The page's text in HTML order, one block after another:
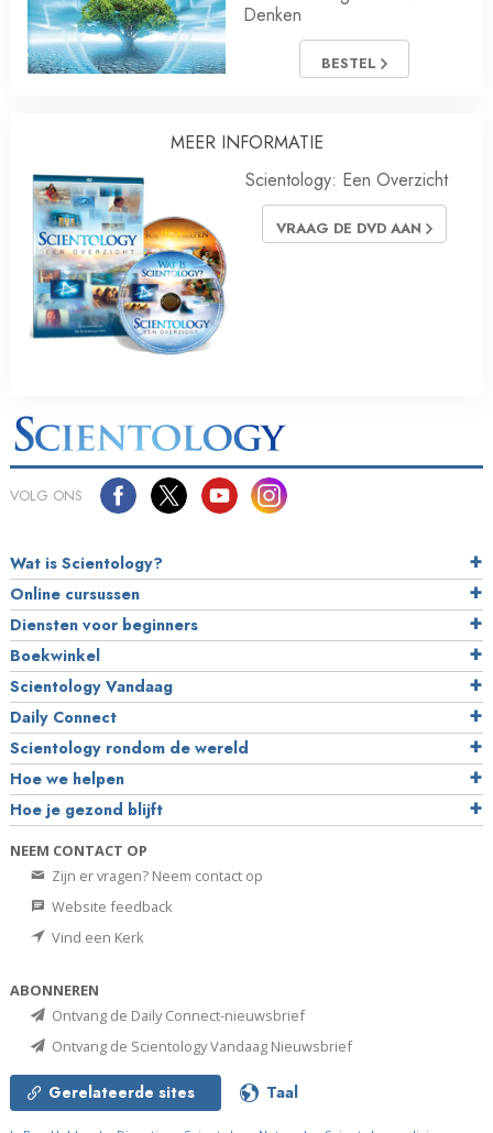
Denken
BESTEL
MEER INFORMATIE
Scientology: Een Overzicht
VRAAG DE DVD AAN
VOLG ONS
Wat is Scientology?
Online cursussen
Diensten voor beginners
Boekwinkel
Scientology Vandaag
Daily Connect
Scientology rondom de wereld
Hoe we helpen
Hoe je gezond blijft
NEEM CONTACT OP
Zijn er vragen? Neem contact op
Website feedback
Vind een Kerk
ABONNEREN
Ontvang de Daily Connect-nieuwsbrief
Ontvang de Scientology Vandaag Nieuwsbrief
Gerelateerde sites Taal